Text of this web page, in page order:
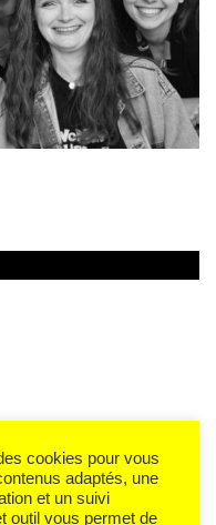
cookies pour vous
adaptés, une
et un suivi
outil vous permet de